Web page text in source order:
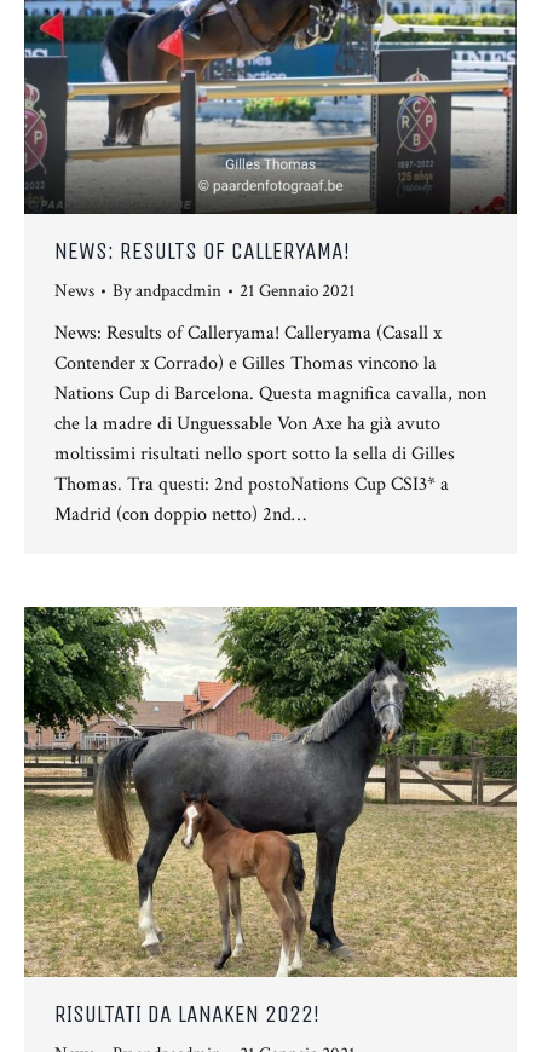
NEWS: RESULTS OF CALLERYAMA!
News Byandpacdmin 21 Gennaio 2021
News: Results of Calleryama! Calleryama (Casall x
Contender x Corrado) e Gilles Thomas vincono la
Nations Cup di Barcelona. Questa magnifica cavalla, non
che la madre di Unguessable Von Axe ha già avuto
moltissimi risultati nello sport sotto la sella di Gilles
Thomas. Tra questi: 2nd postoNations Cup CSI3* a
Madrid (con doppio netto) 2nd…
RISULTATI DA LANAKEN 2022!